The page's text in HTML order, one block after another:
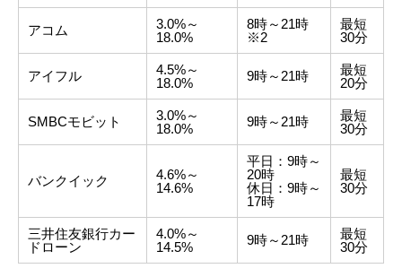
アコム
3.0%～
18.0%
8時～21時
※2
最短
30分
アイフル
4.5%～
18.0%
9時～21時
最短
20分
SMBCモビット
3.0%～
18.0%
9時～21時
最短
30分
バンクイック
4.6%～
14.6%
平日：9時～
20時
休日：9時～
17時
最短
30分
三井住友銀行カー
ドローン
4.0%～
14.5%
9時～21時
最短
30分